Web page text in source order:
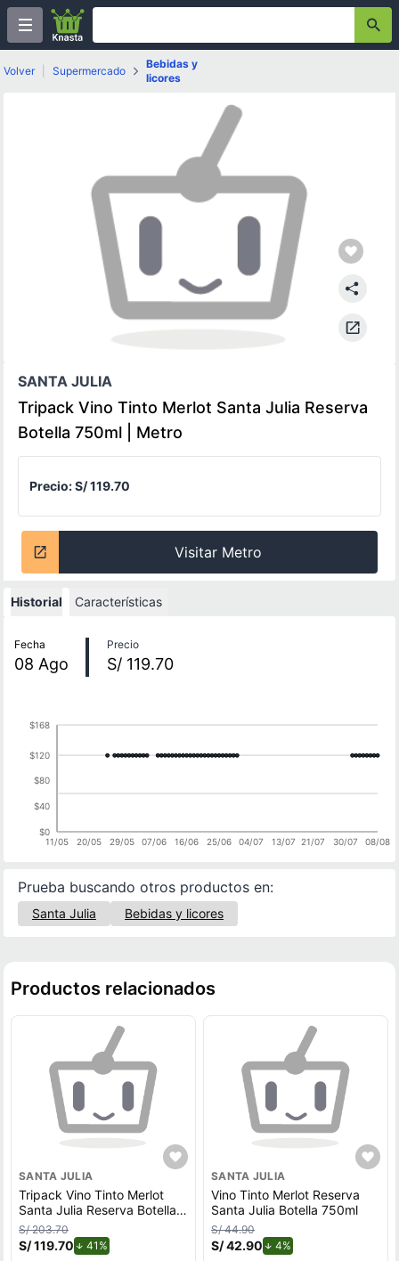
Volver Supermercado
Bebidas y
licores
SANTA JULIA
Tripack Vino Tinto Merlot Santa Julia Reserva
Botella 750ml | Metro
Precio:S/ 119.70
Visitar Metro
Historial Características
Fecha
08 Ago
Precio
S/ 119.70
11/05 20/05 29/05 07/06 16/06 25/06 04/07 13/07 21/07 30/07 08/08
$0
$40
$80
$120
$168
Prueba buscando otros productos en:
Santa Julia Bebidas y licores
Productos relacionados
SANTA JULIA
Tripack Vino Tinto Merlot
Santa Julia Reserva Botella
750ml
S/ 203.70
S/ 119.70 41%
SANTA JULIA
Vino Tinto Merlot Reserva
Santa Julia Botella 750ml
S/ 44.90
S/ 42.90 4%de descuento.